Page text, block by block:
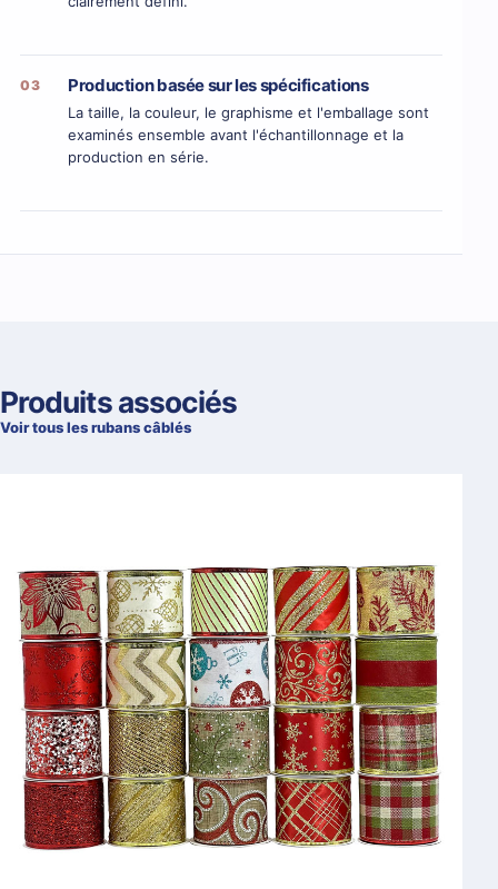
03 Production basée sur les spécifications
La taille, la couleur, le graphisme et l'emballage sont
examinés ensemble avant l'échantillonnage et la
production en série.
Produits associés
Voir tous les rubans câblés